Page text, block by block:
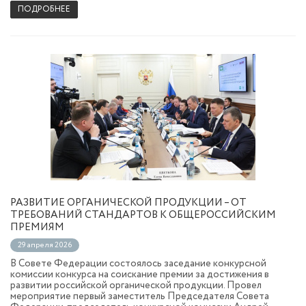
ПОДРОБНЕЕ
РАЗВИТИЕ ОРГАНИЧЕСКОЙ ПРОДУКЦИИ – ОТ
ТРЕБОВАНИЙ СТАНДАРТОВ К ОБЩЕРОССИЙСКИМ
ПРЕМИЯМ
29 апреля 2026
В Совете Федерации состоялось заседание конкурсной
комиссии конкурса на соискание премии за достижения в
развитии российской органической продукции. Провел
мероприятие первый заместитель Председателя Совета